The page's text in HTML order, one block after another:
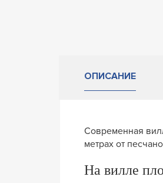
ОПИСАНИЕ
Cовременная
метрах от
На вилле